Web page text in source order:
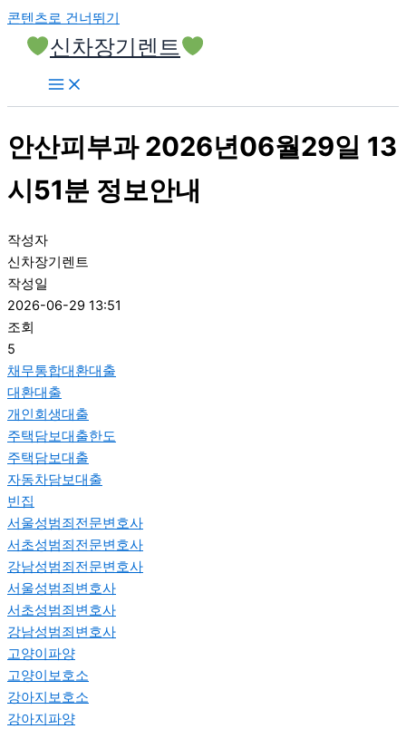
콘텐츠로 건너뛰기
신차장기렌트
안산피부과 2026년06월29일 13
시51분 정보안내
작성자
신차장기렌트
작성일
2026-06-29 13:51
조회
5
채무통합대환대출
대환대출
개인회생대출
주택담보대출한도
주택담보대출
자동차담보대출
빈집
서울성범죄전문변호사
서초성범죄전문변호사
강남성범죄전문변호사
서울성범죄변호사
서초성범죄변호사
강남성범죄변호사
고양이파양
고양이보호소
강아지보호소
강아지파양